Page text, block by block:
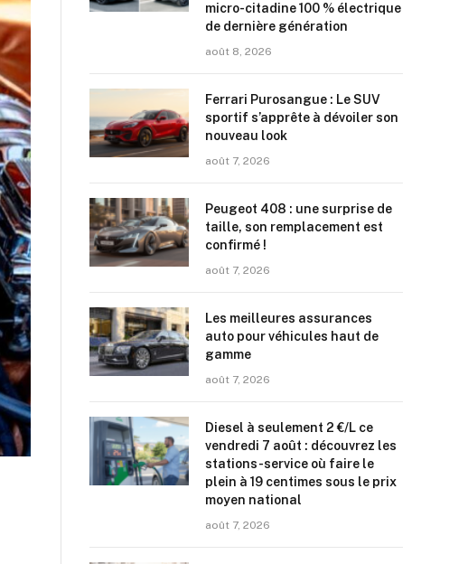
micro-citadine 100 % électrique
de dernière génération
août 8, 2026
Ferrari Purosangue : Le SUV
sportif s’apprête à dévoiler son
nouveau look
août 7, 2026
Peugeot 408 : une surprise de
taille, son remplacement est
confirmé !
août 7, 2026
Les meilleures assurances
auto pour véhicules haut de
gamme
août 7, 2026
Diesel à seulement 2 €/L ce
vendredi 7 août : découvrez les
stations-service où faire le
plein à 19 centimes sous le prix
moyen national
août 7, 2026